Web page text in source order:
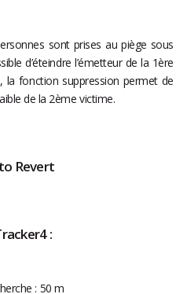
sont prises au piège sous
d’éteindre l’émetteur de la 1ère
la fonction suppression permet de
de la 2ème victime.
Revert
:
: 50 m